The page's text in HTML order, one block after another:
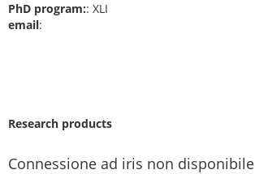
PhD program:: XLI
email:
Research products
Connessione ad iris non disponibile